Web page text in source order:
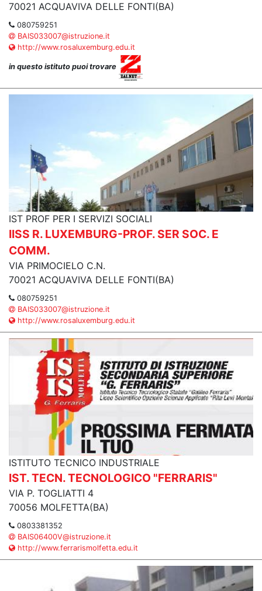
70021 ACQUAVIVA DELLE FONTI(BA)
080759251
BAIS033007@istruzione.it
http://www.rosaluxemburg.edu.it
in questo istituto puoi trovare
IST PROF PER I SERVIZI SOCIALI
IISS R. LUXEMBURG-PROF. SER SOC. E
COMM.
VIA PRIMOCIELO C.N.
70021 ACQUAVIVA DELLE FONTI(BA)
080759251
BAIS033007@istruzione.it
http://www.rosaluxemburg.edu.it
ISTITUTO TECNICO INDUSTRIALE
IST. TECN. TECNOLOGICO "FERRARIS"
VIA P. TOGLIATTI 4
70056 MOLFETTA(BA)
0803381352
BAIS06400V@istruzione.it
http://www.ferrarismolfetta.edu.it